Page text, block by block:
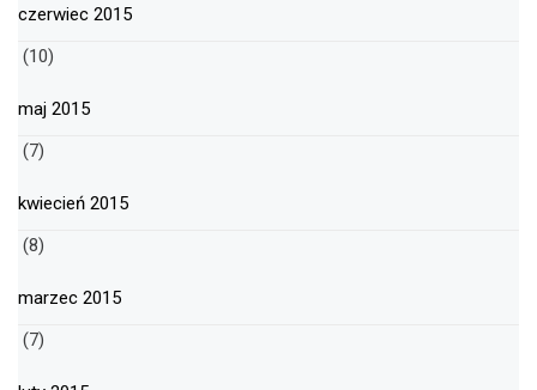
czerwiec 2015
(10)
maj 2015
(7)
kwiecień 2015
(8)
marzec 2015
(7)